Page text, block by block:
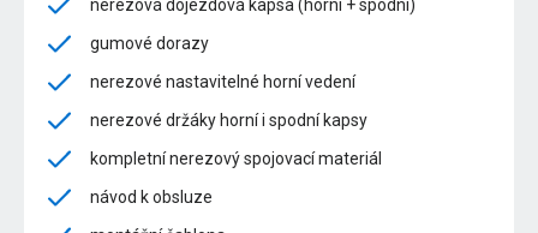
nerezová dojezdová kapsa (horní + spodní)
gumové dorazy
nerezové nastavitelné horní vedení
nerezové držáky horní i spodní kapsy
kompletní nerezový spojovací materiál
návod k obsluze